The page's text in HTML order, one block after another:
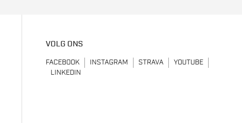
VOLG ONS
FACEBOOK INSTAGRAM STRAVA
YOUTUBE
LINKEDIN